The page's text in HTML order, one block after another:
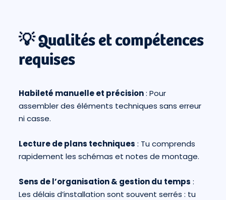
💡 Qualités et compétences
requises
Habileté manuelle et précision: Pour
assembler des éléments techniques sans erreur
ni casse.
Lecture de plans techniques : Tu comprends
rapidement les schémas et notes de montage.
Sens de l’organisation & gestion du temps :
Les délais d’installation sont souvent serrés : tu